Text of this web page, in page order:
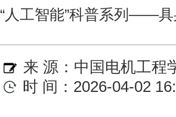
“人工智能”科普系列——
来 源： 中国电机工程
时 间：2026-04-02